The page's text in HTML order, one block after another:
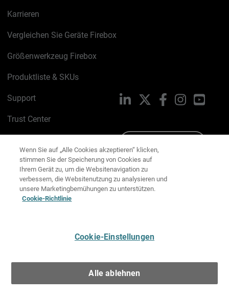
Karrieren
Vergleichen Sie Geräte Firebox
Größenwerkzeug Firebox
Produktliste & SKUs
Support
Trust Center
Cookie-Richtlinie
Datenschutzrichtlinie
Media & Brand Kit
LinkedIn FacebookInstagram
Wenn Sie auf „Alle Cookies akzeptieren“ klicken,
stimmen Sie der Speicherung von Cookies auf
Ihrem Gerät zu, um die Websitenavigation zu
verbessern, die Websitenutzung zu analysieren und
unsere Marketingbemühungen zu unterstützen.
Cookie-Richtlinie
Cookie-Einstellungen
Alle ablehnen